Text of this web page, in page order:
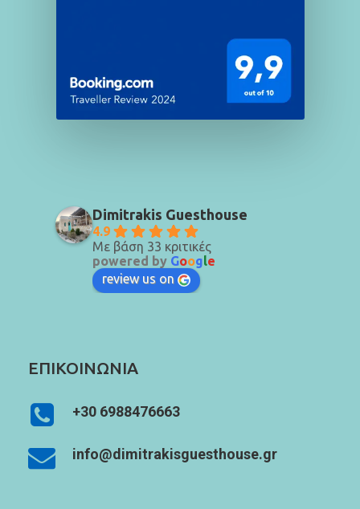
Dimitrakis Guesthouse
4.9
Με βάση 33 κριτικές
powered by Google
review us on
ΕΠΙΚΟΙΝΩΝΙΑ
+30 6988476663
info@dimitrakisguesthouse.gr